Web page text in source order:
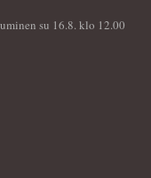
su 16.8. klo 12.00